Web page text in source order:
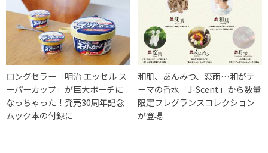
ロングセラー「明治 エッセル ス
ーパーカップ」が巨大ポーチに
なっちゃった！発売30周年記念
ムック本の付録に
和肌、あんみつ、恋雨…和がテ
ーマの香水「J-Scent」から数量
限定フレグランスコレクション
が登場